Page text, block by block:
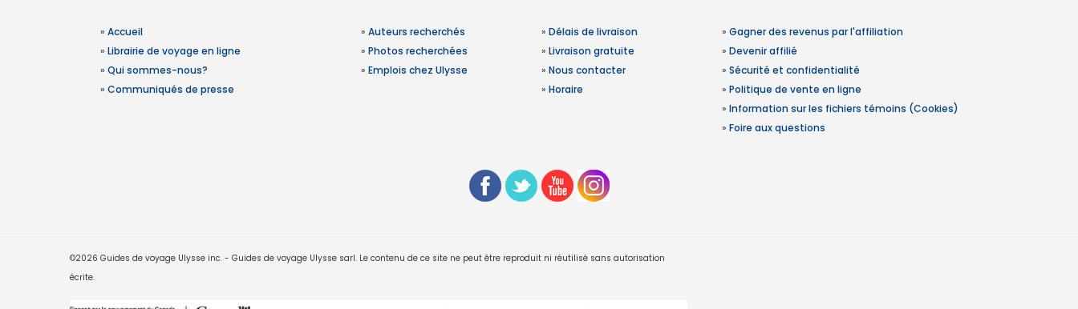
» Accueil
» Librairie de voyage en ligne
» Qui sommes-nous?
» Communiqués de presse
» Auteurs recherchés
» Photos recherchées
» Emplois chez Ulysse
» Délais de livraison
» Livraison gratuite
» Nous contacter
» Horaire
» Gagner des revenus par l'affiliation
» Devenir affilié
» Sécurité et confidentialité
» Politique de vente en ligne
» Information sur les fichiers témoins (Cookies)
» Foire aux questions
©2026 Guides de voyage Ulysse inc. - Guides de voyage Ulysse sarl. Le contenu de ce site ne peut être reproduit ni réutilisé sans autorisation
écrite.